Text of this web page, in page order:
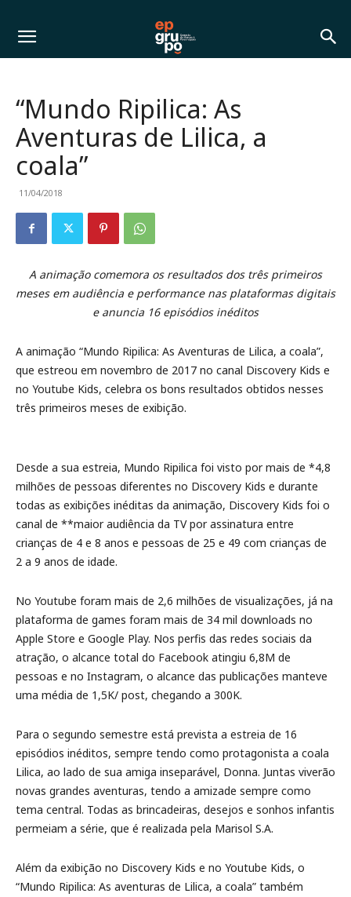
“Mundo Ripilica: As
Aventuras de Lilica, a
coala”
11/04/2018
A animação comemora os resultados dos três primeiros
meses em audiência e performance nas plataformas digitais
e anuncia 16 episódios inéditos
A animação “Mundo Ripilica: As Aventuras de Lilica, a coala”,
que estreou em novembro de 2017 no canal Discovery Kids e
no Youtube Kids, celebra os bons resultados obtidos nesses
três primeiros meses de exibição.
Desde a sua estreia, Mundo Ripilica foi visto por mais de *4,8
milhões de pessoas diferentes no Discovery Kids e durante
todas as exibições inéditas da animação, Discovery Kids foi o
canal de **maior audiência da TV por assinatura entre
crianças de 4 e 8 anos e pessoas de 25 e 49 com crianças de
2 a 9 anos de idade.
No Youtube foram mais de 2,6 milhões de visualizações, já na
plataforma de games foram mais de 34 mil downloads no
Apple Store e Google Play. Nos perfis das redes sociais da
atração, o alcance total do Facebook atingiu 6,8M de
pessoas e no Instagram, o alcance das publicações manteve
uma média de 1,5K/ post, chegando a 300K.
Para o segundo semestre está prevista a estreia de 16
episódios inéditos, sempre tendo como protagonista a coala
Lilica, ao lado de sua amiga inseparável, Donna. Juntas viverão
novas grandes aventuras, tendo a amizade sempre como
tema central. Todas as brincadeiras, desejos e sonhos infantis
permeiam a série, que é realizada pela Marisol S.A.
Além da exibição no Discovery Kids e no Youtube Kids, o
“Mundo Ripilica: As aventuras de Lilica, a coala” também